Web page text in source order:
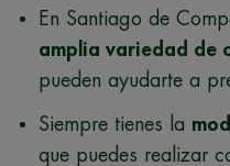
En Santiago de
amplia variedad de
pueden ayudarte a
Siempre tienes la
que puedes realizar